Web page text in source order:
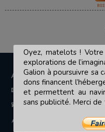
A PROPOS
📧 Contact
💫 Le Galion des Etoiles
🪶 L'équipe de rédaction
Oyez, matelots !
explorations de
Galion à poursuivre sa
dons financent
et permettent au
sans publicité. Merci